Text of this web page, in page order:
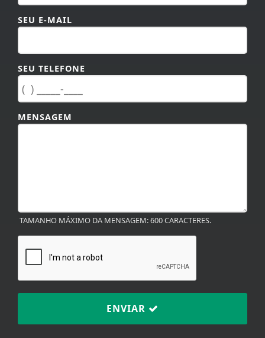
SEU E-MAIL
SEU TELEFONE
MENSAGEM
TAMANHO MÁXIMO DA MENSAGEM: 600 CARACTERES.
ENVIAR